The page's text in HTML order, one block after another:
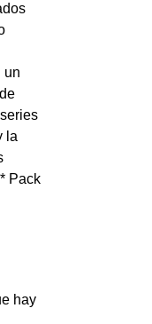
un
la
Pack
hay